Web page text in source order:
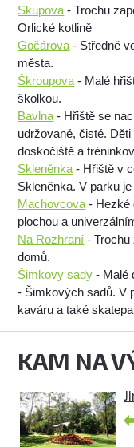
Skupova - Trochu
Orlické kotlině
Gočárova - Středně
města.
Škroupova - Malé
školkou.
Bavlna - Hřiště se
udržované, čisté.
doskočiště a
Skleněnka - Hřiště v
Skleněnka. V parku
Machovcova - Hezké
plochou a
Na Rozhraní - Trochu
domů.
Šimkovy sady - Malé
- Šimkových sadů. V
kaváru a také
KAM NA